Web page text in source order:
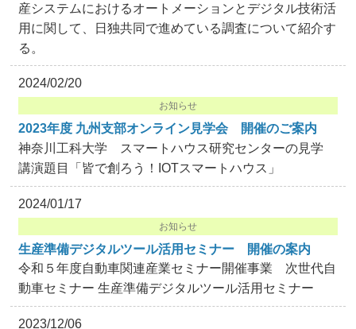
産システムにおけるオートメーションとデジタル技術活
用に関して、日独共同で進めている調査について紹介す
る。
2024/02/20
お知らせ
2023年度 九州支部オンライン見学会 開催のご案内
神奈川工科大学 スマートハウス研究センターの見学
講演題目「皆で創ろう！IOTスマートハウス」
2024/01/17
お知らせ
生産準備デジタルツール活用セミナー 開催の案内
令和５年度自動車関連産業セミナー開催事業 次世代自
動車セミナー 生産準備デジタルツール活用セミナー
2023/12/06